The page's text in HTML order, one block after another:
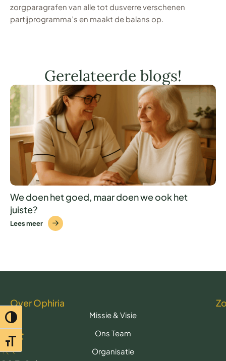
Toggle hoog contrast
Toggle lettertypegrootte
zorgparagrafen van alle tot dusverre verschenen
partijprogramma’s en maakt de balans op.
Gerelateerde blogs!
We doen het goed, maar doen we ook het
juiste?
Lees meer
Over Ophiria
Missie & Visie
Ons Team
Organisatie